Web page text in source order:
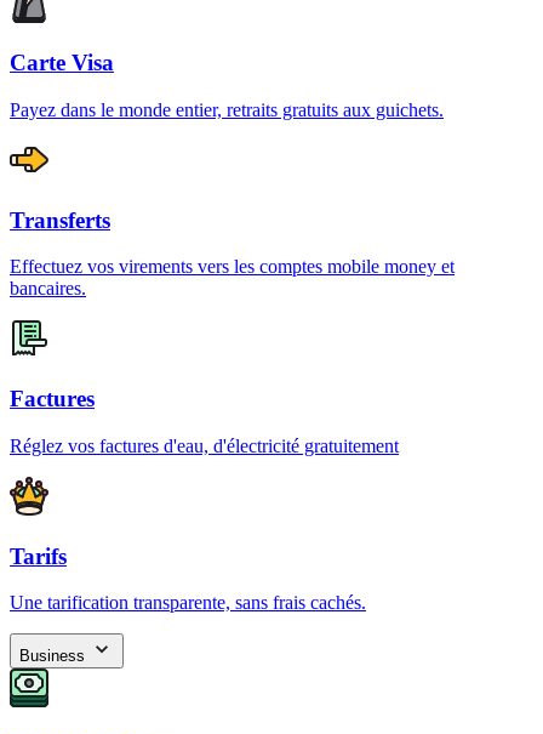
Carte Visa
Payez dans le monde entier, retraits gratuits aux guichets.
Transferts
Effectuez vos virements vers les comptes mobile money et
bancaires.
Factures
Réglez vos factures d'eau, d'électricité gratuitement
Tarifs
Une tarification transparente, sans frais cachés.
Business